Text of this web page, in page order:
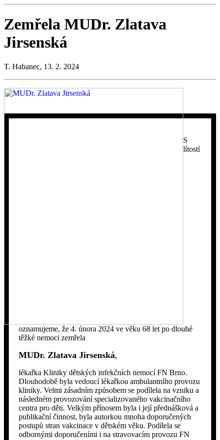
Zemřela MUDr. Zlatava
Jirsenská
T. Habanec, 13. 2. 2024
S
lítostí
oznamujeme, že 4. února 2024 ve věku 68 let po dlouhé
těžké nemoci zemřela
MUDr. Zlatava Jirsenská,
lékařka Kliniky dětských infekčních nemocí FN Brno.
Dlouhodobě byla vedoucí lékařkou ambulantního provozu
kliniky. Velmi zásadním způsobem se podílela na vzniku a
následném provozování specializovaného vakcinačního
centra pro děti. Velkým přínosem byla i její přednášková a
publikační činnost, byla autorkou mnoha doporučených
postupů stran vakcinace v dětském věku. Podílela se
odbornými doporučeními i na stravovacím provozu FN